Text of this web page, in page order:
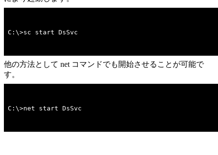
C:\>sc start DsSvc
他の方法として net コマンドでも開始させることが可能で
す。
C:\>net start DsSvc